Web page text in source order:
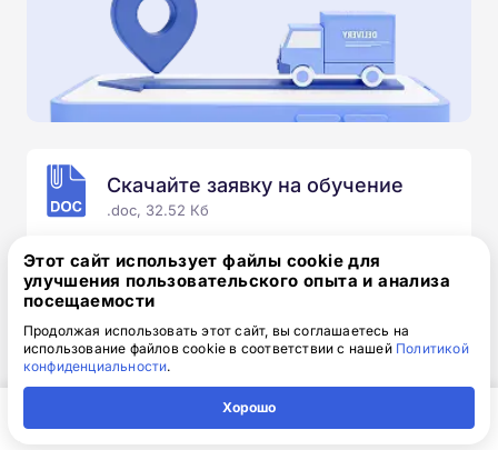
Скачайте заявку на обучение
.doc, 32.52 Кб
Скачайте шаблон, заполните и отправьте по
электронной почтеinfo@1-academy.ru
Обязательно укажите контактный номер телефон.
Наш специалист свяжется с вами и утонит все
детали.
Этот сайт использует файлы cookie для
улучшения пользовательского опыта и анализа
посещаемости
Продолжая использовать этот сайт, вы соглашаетесь на
использование файлов cookie в соответствии с нашей Политикой
конфиденциальности.
Хорошо